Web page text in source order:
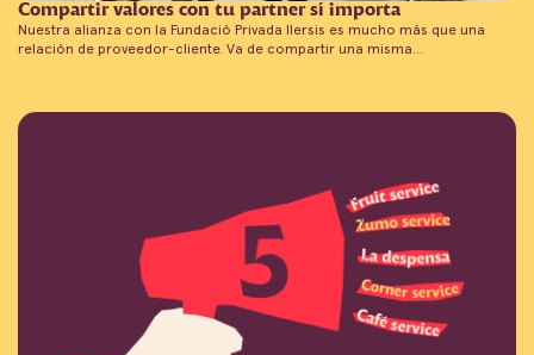
Compartir valores con tu partner sí importa
Nuestra alianza con la Fundació Privada Ilersis es mucho más que una
relación de proveedor-cliente. Va de compartir una misma…